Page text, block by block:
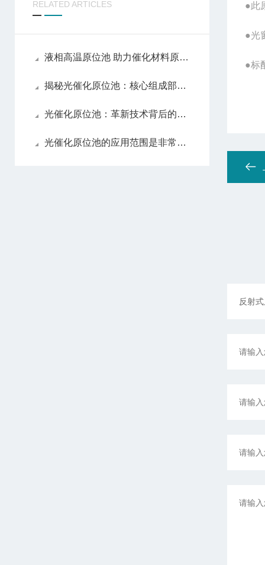
RELATED ARTICLES
液相高温原位池 助力催化材料原位动态表征研究
揭秘光催化原位池：核心组成部分，每一个都藏着关键作用
光催化原位池：革新技术背后的五大特点揭秘！
光催化原位池的应用范围是非常广泛的
●此
●光
●标